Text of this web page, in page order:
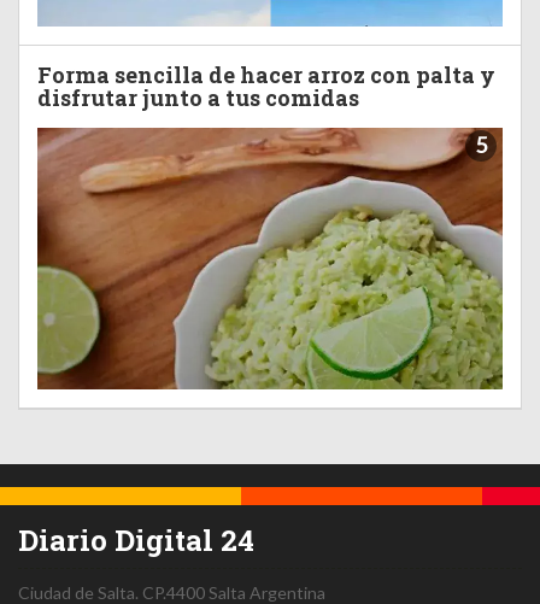
Forma sencilla de hacer arroz con palta y
disfrutar junto a tus comidas
5
Diario Digital 24
Ciudad de Salta. CP.4400Salta Argentina